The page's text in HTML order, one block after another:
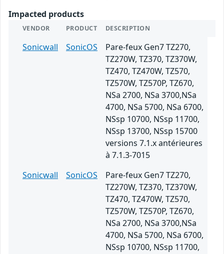
Impacted products
VENDOR PRODUCT DESCRIPTION
Sonicwall SonicOS
Pare-feux Gen7 TZ270,
TZ270W, TZ370, TZ370W,
TZ470, TZ470W, TZ570,
TZ570W, TZ570P, TZ670,
NSa 2700, NSa 3700,NSa
4700, NSa 5700, NSa 6700,
NSsp 10700, NSsp 11700,
NSsp 13700, NSsp 15700
versions 7.1.x antérieures
à 7.1.3-7015
Sonicwall
SonicOS
Pare-feux Gen7 TZ270,
TZ270W, TZ370, TZ370W,
TZ470, TZ470W, TZ570,
TZ570W, TZ570P, TZ670,
NSa 2700, NSa 3700,NSa
4700, NSa 5700, NSa 6700,
NSsp 10700, NSsp 11700,